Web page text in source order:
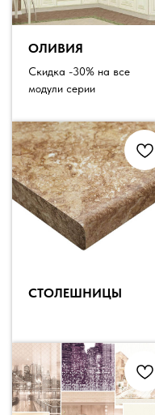
ОЛИВИЯ
Скидка -30% на все
модули серии
СТОЛЕШНИЦЫ